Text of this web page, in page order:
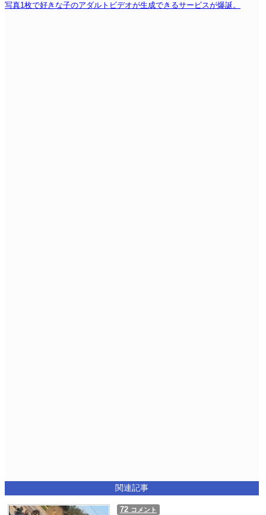
写真1枚で好きな子のアダルトビデオが生成できるサービスが爆誕。
関連記事
72 コメント